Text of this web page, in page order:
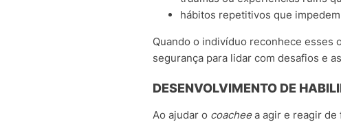
hábitos repetitivos que
Quando o indivíduo reconhece esses
segurança para lidar com desafios e
DESENVOLVIMENTO DE
Ao ajudar o coacheea agir e reagir de